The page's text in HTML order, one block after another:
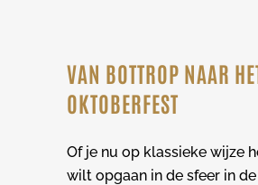
VAN BOTTROP NAAR
OKTOBERFEST
Of je nu op klassieke wijze
wilt opgaan in de sfeer in